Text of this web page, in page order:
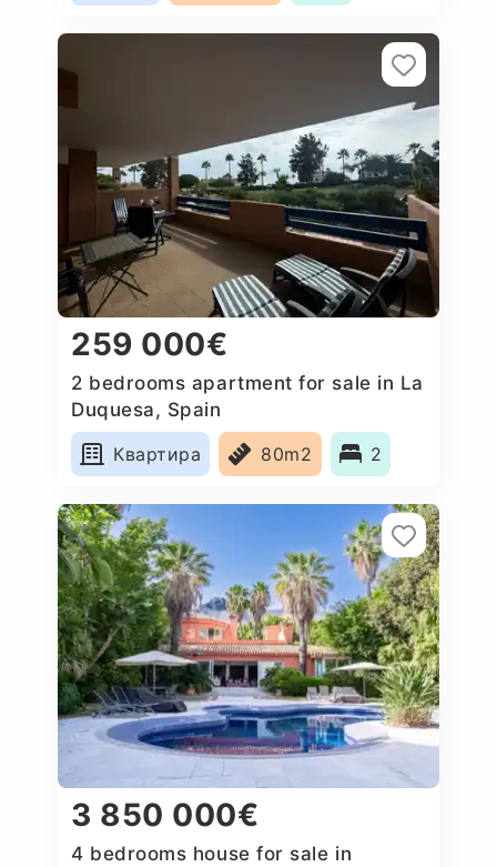
259 000€
2 bedrooms apartment for sale in La
Duquesa, Spain
Квартира
80m2 2
3 850 000€
4 bedrooms house for sale in